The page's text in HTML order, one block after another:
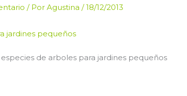
/ PorAgustina/18/12/2013
especies de arboles para jardines pequeños